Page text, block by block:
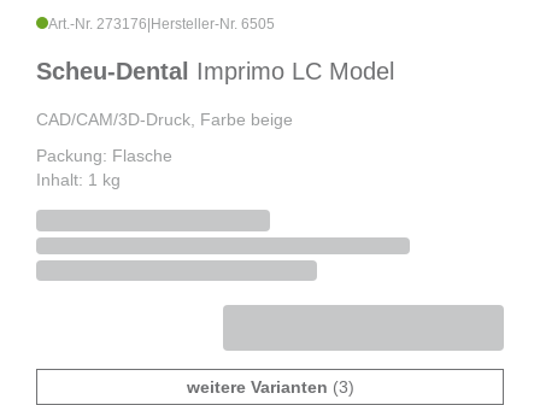
Art.-Nr. 273176 Hersteller-Nr. 6505
Scheu-Dental Imprimo LC Model
CAD/CAM/3D-Druck, Farbe beige
Packung: Flasche
Inhalt: 1 kg
weitere Varianten (3)